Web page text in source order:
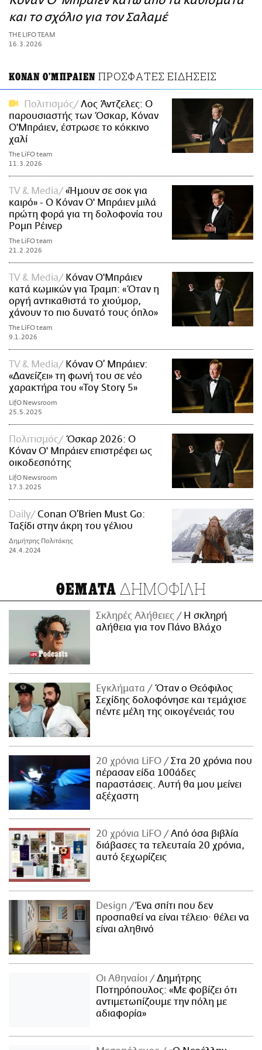
ΑΜΠΑ
PRINT
και το σχόλιο για τον Σαλαμέ
THE LIFO TEAM
16.3.2026
ΚΟΝΑΝ Ο'ΜΠΡΑΙΕΝ ΠΡΟΣΦΑΤΕΣ ΕΙΔΗΣΕΙΣ
Πολιτισμός
Λος Άντζελες: Ο
παρουσιαστής των Όσκαρ, Κόναν
Ο'Μπράιεν, έστρωσε το κόκκινο
χαλί
The LiFO team
11.3.2026
TV & Media
«Ήμουν σε σοκ για
καιρό» - Ο Κόναν Ο' Μπράιεν μιλά
πρώτη φορά για τη δολοφονία του
Ρομπ Ρέινερ
The LiFO team
21.2.2026
TV & Media
Κόναν Ο'Μπράιεν
κατά κωμικών για Τραμπ: «Όταν η
οργή αντικαθιστά το χιούμορ,
χάνουν το πιο δυνατό τους όπλο»
The LiFO team
9.1.2026
TV & Media
Κόναν Ο’ Μπράιεν:
«Δανείζει» τη φωνή του σε νέο
χαρακτήρα του «Toy Story 5»
LifO Newsroom
25.5.2025
Πολιτισμός
Όσκαρ 2026: Ο
Κόναν Ο' Μπράιεν επιστρέφει ως
οικοδεσπότης
LifO Newsroom
17.3.2025
Daily
Conan O’Brien Must Go:
Ταξίδι στην άκρη του γέλιου
Δημήτρης Πολιτάκης
24.4.2024
ΘΕΜΑΤΑ ΔΗΜΟΦΙΛΗ
Σκληρές Αλήθειες
H σκληρή
αλήθεια για τον Πάνο Βλάχο
Εγκλήματα
Όταν ο Θεόφιλος
Σεχίδης δολοφόνησε και τεμάχισε
πέντε μέλη της οικογένειάς του
20 χρόνια LiFO
Στα 20 χρόνια που
πέρασαν είδα 100άδες
παραστάσεις. Αυτή θα μου μείνει
αξέχαστη
20 χρόνια LiFO
Από όσα βιβλία
διάβασες τα τελευταία 20 χρόνια,
αυτό ξεχωρίζεις
Design
Ένα σπίτι που δεν
προσπαθεί να είναι τέλειο· θέλει να
είναι αληθινό
Οι Αθηναίοι
Δημήτρης
Ποτηρόπουλος: «Με φοβίζει ότι
αντιμετωπίζουμε την πόλη με
αδιαφορία»